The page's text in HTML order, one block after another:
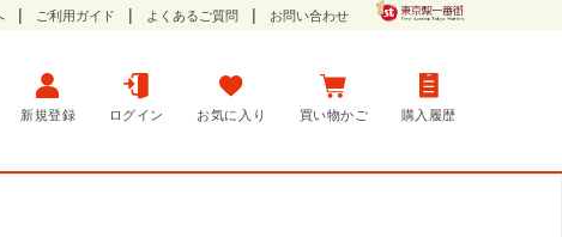
ご利用ガイド よくあるご質問 お問い合わせ
新規登録 ログイン お気に入り 買い物かご 購入履歴